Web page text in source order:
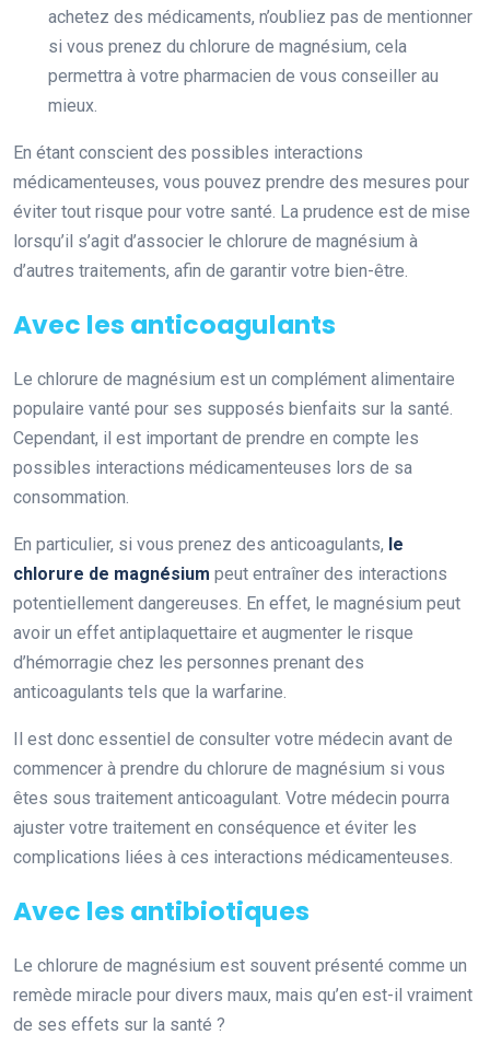
achetez des médicaments, n’oubliez pas de mentionner
si vous prenez du chlorure de magnésium, cela
permettra à votre pharmacien de vous conseiller au
mieux.
En étant conscient des possibles interactions
médicamenteuses, vous pouvez prendre des mesures pour
éviter tout risque pour votre santé. La prudence est de mise
lorsqu’il s’agit d’associer le chlorure de magnésium à
d’autres traitements, afin de garantir votre bien-être.
Avec les anticoagulants
Le chlorure de magnésium est un complément alimentaire
populaire vanté pour ses supposés bienfaits sur la santé.
Cependant, il est important de prendre en compte les
possibles interactions médicamenteuses lors de sa
consommation.
En particulier, si vous prenez des anticoagulants, le
chlorure de magnésium peut entraîner des interactions
potentiellement dangereuses. En effet, le magnésium peut
avoir un effet antiplaquettaire et augmenter le risque
d’hémorragie chez les personnes prenant des
anticoagulants tels que la warfarine.
Il est donc essentiel de consulter votre médecin avant de
commencer à prendre du chlorure de magnésium si vous
êtes sous traitement anticoagulant. Votre médecin pourra
ajuster votre traitement en conséquence et éviter les
complications liées à ces interactions médicamenteuses.
Avec les antibiotiques
Le chlorure de magnésium est souvent présenté comme un
remède miracle pour divers maux, mais qu’en est-il vraiment
de ses effets sur la santé ?